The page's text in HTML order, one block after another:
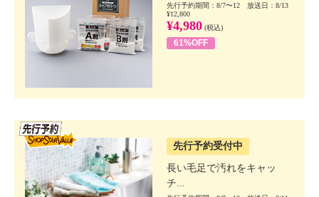
先行予約期間：8/7〜12 放送日：8/13
¥12,800
¥4,980 (税込)
61%OFF
先行予約受付中
長い毛足で汚れをキャッ
チ...